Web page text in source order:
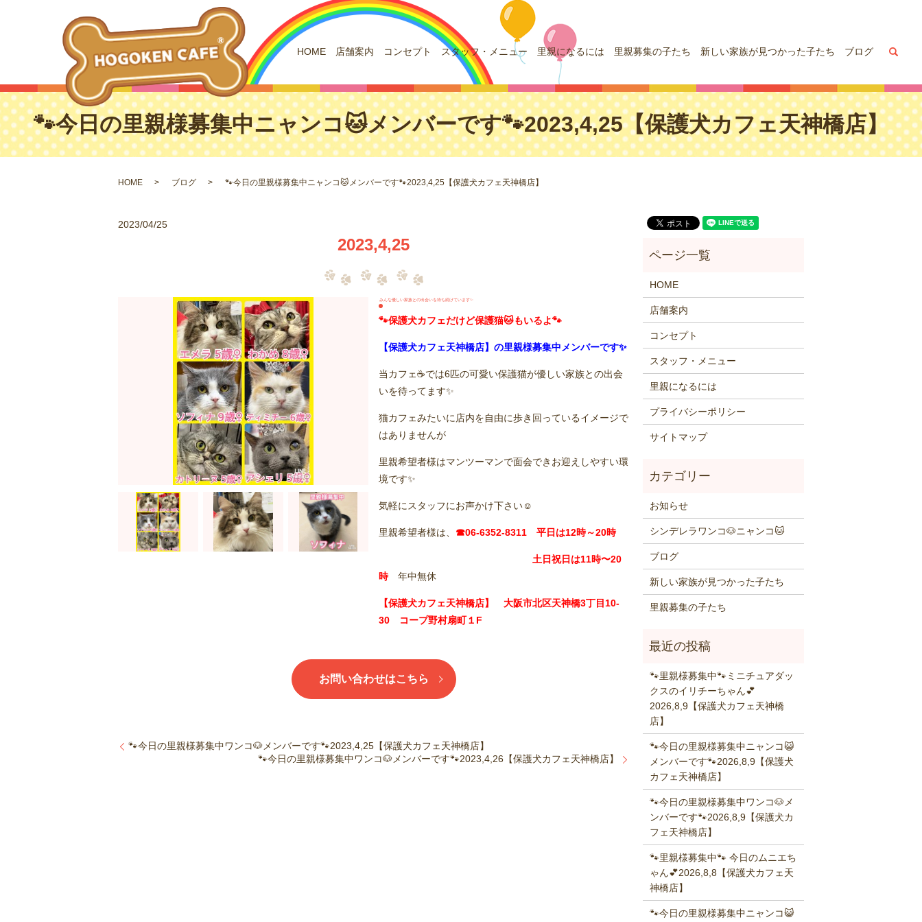
HOME 店舗案内 コンセプト スタッフ・メニュー 里親になるには 里親募集の子たち 新しい家族が見つかった子たち ブログ
🐾今日の里親様募集中ニャンコ🐱メンバーです🐾2023,4,25【保護犬カフェ天神橋店】
HOME ブログ 🐾今日の里親様募集中ニャンコ🐱メンバーです🐾2023,4,25【保護犬カフェ天神橋店】
2023/04/25
2023,4,25
みんな優しい家族との出会いを待ち続けています✨
🐾保護犬カフェだけど保護猫🐱もいるよ🐾
【保護犬カフェ天神橋店】の里親様募集中メンバーです✨
当カフェ☕️では6匹の可愛い保護猫が優しい家族との出会
いを待ってます✨
猫カフェみたいに店内を自由に歩き回っているイメージで
はありませんが
里親希望者様はマンツーマンで面会できお迎えしやすい環
境です✨
気軽にスタッフにお声かけ下さい☺️
里親希望者様は、 ☎06-6352-8311 平日は12時～20時
土日祝日は11時〜20
時年中無休
【保護犬カフェ天神橋店】 大阪市北区天神橋3丁目10-
30 コープ野村扇町１F
お問い合わせはこちら
🐾今日の里親様募集中ワンコ🐶メンバーです🐾2023,4,25【保護犬カフェ天神橋店】
🐾今日の里親様募集中ワンコ🐶メンバーです🐾2023,4,26【保護犬カフェ天神橋店】
HOME
店舗案内
コンセプト
スタッフ・メニュー
里親になるには
プライバシーポリシー
サイトマップ
お知らせ
シンデレラワンコ🐶ニャンコ🐱
ブログ
新しい家族が見つかった子たち
里親募集の子たち
🐾里親様募集中🐾ミニチュアダッ
クスのイリチーちゃん💕
2026,8,9【保護犬カフェ天神橋
店】
🐾今日の里親様募集中ニャンコ😺
メンバーです🐾2026,8,9【保護犬
カフェ天神橋店】
🐾今日の里親様募集中ワンコ🐶メ
ンバーです🐾2026,8,9【保護犬カ
フェ天神橋店】
🐾里親様募集中🐾 今日のムニエち
ゃん💕2026,8,8【保護犬カフェ天
神橋店】
🐾今日の里親様募集中ニャンコ😺